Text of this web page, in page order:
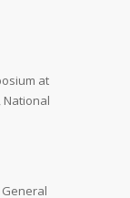
at
National